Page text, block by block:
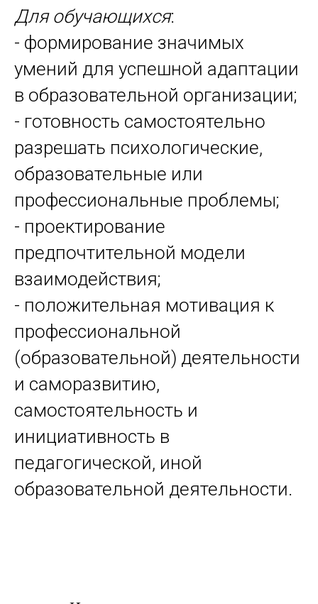
Для обучающихся:
- формирование значимых
умений для успешной адаптации
в образовательной организации;
- готовность самостоятельно
разрешать психологические,
образовательные или
профессиональные проблемы;
- проектирование
предпочтительной модели
взаимодействия;
- положительная мотивация к
профессиональной
(образовательной) деятельности
и саморазвитию,
самостоятельность и
инициативность в
педагогической, иной
образовательной деятельности.